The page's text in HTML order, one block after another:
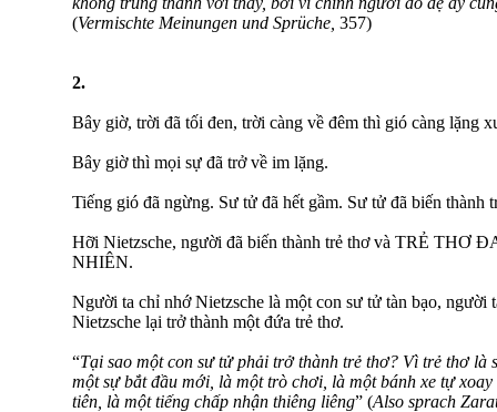
(Vermischte Meinungen und Sprüche, 357)
2.
Bây giờ, trời đã tối đen, trời càng về đêm thì gió càng lặng
Bây giờ thì mọi sự đã trở về im lặng.
Tiếng gió đã ngừng. Sư tử đã hết gầm. Sư tử đã biến thành
Hỡi Nietzsche, người đã biến thành trẻ thơ và TRẺ THƠ
NHIÊN.
Người ta chỉ nhớ Nietzsche là một con sư tử tàn bạo, người
Nietzsche lại trở thành một đứa trẻ thơ.
“Tại sao một con sư tử phải trở thành trẻ thơ? Vì trẻ thơ là
một sự bắt đầu mới, là một trò chơi, là một bánh xe tự
tiên, là một tiếng chấp nhận thiêng liêng” (Also sprach